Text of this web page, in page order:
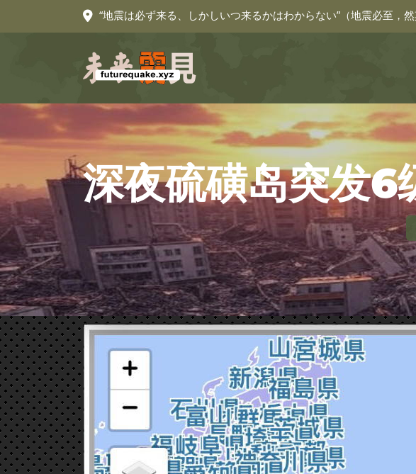
“地震は必ず来る、しかしいつ来るかはわからない”（地震必至，然